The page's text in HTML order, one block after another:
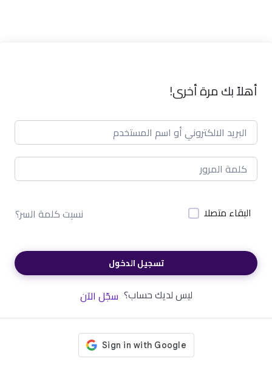
أهلاً بك مرة أخرى!
البقاء متصلا نسيت كلمة السر؟
تسجيل الدخول
ليس لديك حساب؟ سجّل الآن